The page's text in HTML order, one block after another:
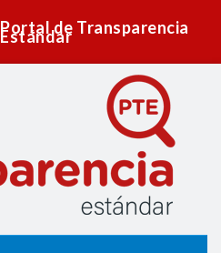
Portal de Transparencia
Estándar